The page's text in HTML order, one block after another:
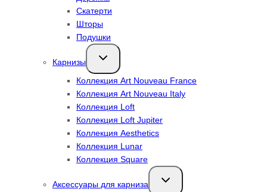
Скатерти
Шторы
Подушки
Карнизы
Переключить
дочернее
Коллекция Art Nouveau France
Коллекция Art Nouveau Italy
Коллекция Loft
Коллекция Loft Jupiter
Коллекция Aesthetics
Коллекция Lunar
Коллекция Square
Аксессуары для карниза
Переключить
дочернее